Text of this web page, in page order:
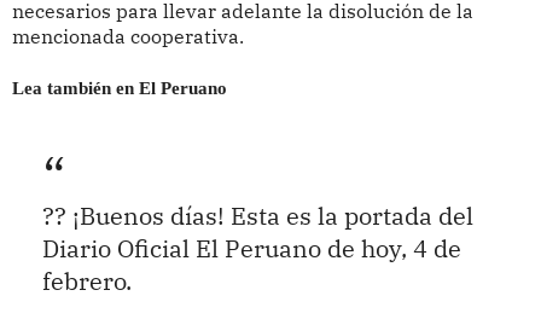
necesarios para llevar adelante la disolución de la
mencionada cooperativa.
Lea también en El Peruano
?? ¡Buenos días! Esta es la portada del
Diario Oficial El Peruano de hoy, 4 de
febrero.